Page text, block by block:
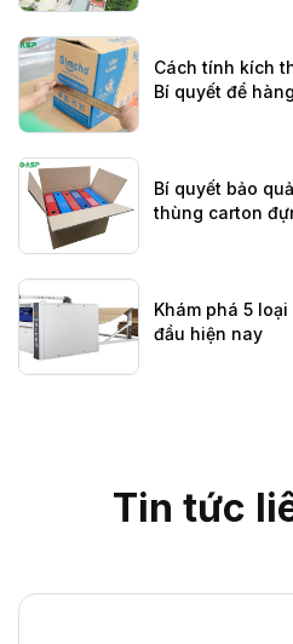
Cách tính kích
Bí quyết để
Bí quyết bảo
thùng carton
Khám phá 5
đầu hiện nay
Tin tức